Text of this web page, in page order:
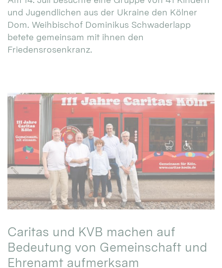
und Jugendlichen aus der Ukraine den Kölner
Dom. Weihbischof Dominikus Schwaderlapp
betete gemeinsam mit ihnen den
Friedensrosenkranz.
Caritas und KVB machen auf
Bedeutung von Gemeinschaft und
Ehrenamt aufmerksam